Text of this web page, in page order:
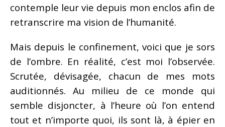
contemple leur vie depuis mon enclos afin de
retranscrire ma vision de l’humanité.
Mais depuis le confinement, voici que je sors
de l’ombre. En réalité, c’est moi l’observée.
Scrutée, dévisagée, chacun de mes mots
auditionnés. Au milieu de ce monde qui
semble disjoncter, à l’heure où l’on entend
tout et n’importe quoi, ils sont là, à épier en